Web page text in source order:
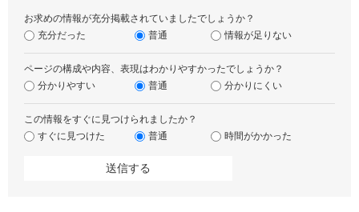
お求めの情報が充分掲載されていましたでしょうか？
充分だった
普通 情報が足りない
ページの構成や内容、表現はわかりやすかったでしょうか？
分かりやすい
普通 分かりにくい
この情報をすぐに見つけられましたか？
すぐに見つけた
普通 時間がかかった